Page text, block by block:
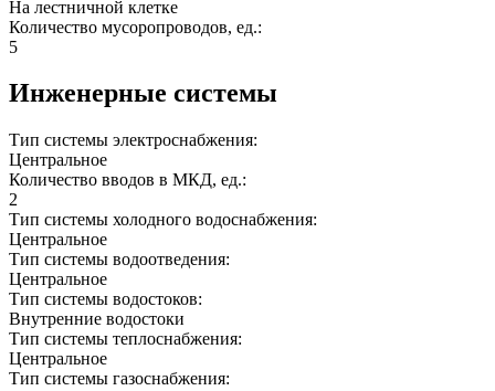
На лестничной клетке
Количество мусоропроводов, ед.:
5
Инженерные системы
Тип системы электроснабжения:
Центральное
Количество вводов в МКД, ед.:
2
Тип системы холодного водоснабжения:
Центральное
Тип системы водоотведения:
Центральное
Тип системы водостоков:
Внутренние водостоки
Тип системы теплоснабжения:
Центральное
Тип системы газоснабжения: